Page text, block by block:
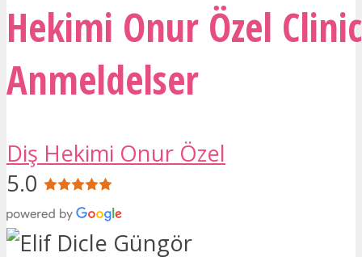
Hekimi Onur Özel Clinic
Anmeldelser
Diş Hekimi Onur Özel
5.0